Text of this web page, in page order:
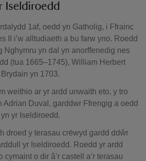
Iseldiroedd
1af, oedd yn Gatholig, i Ffrainc
II i’w alltudiaeth a bu farw yno. Roedd
Nghymru yn dal yn anorffenedig nes
(tua 1665–1745), William Herbert
yn 1703.
weithio ar yr ardd unwaith eto, y tro
Adrian Duval, garddwr Ffrengig a oedd
yr Iseldiroedd.
droed y terasau crëwyd gardd ddŵr
yr Iseldiroedd. Roedd yr ardd
o dir â’r castell a’r terasau